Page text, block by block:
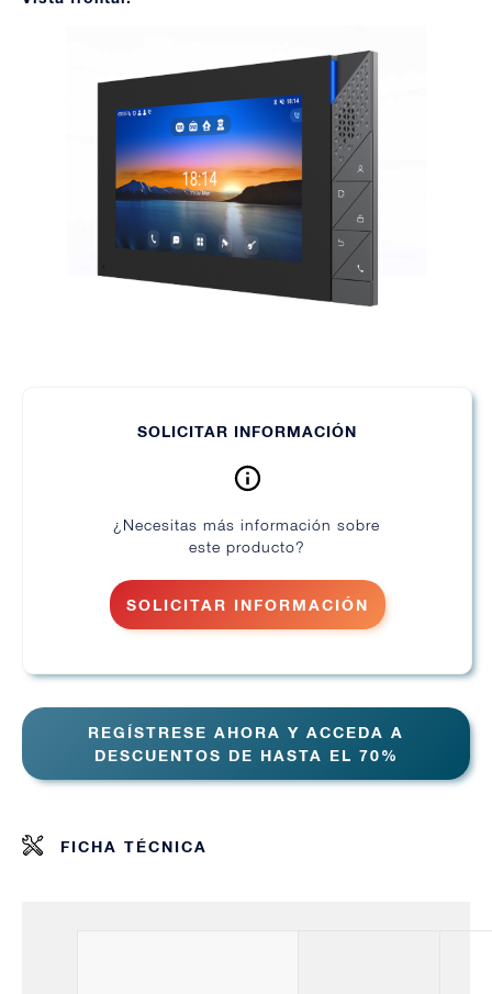
SOLICITAR INFORMACIÓN
¿Necesitas más información sobre
este producto?
SOLICITAR INFORMACIÓN
REGÍSTRESE AHORA Y ACCEDA A
DESCUENTOS DE HASTA EL 70%
FICHA TÉCNICA